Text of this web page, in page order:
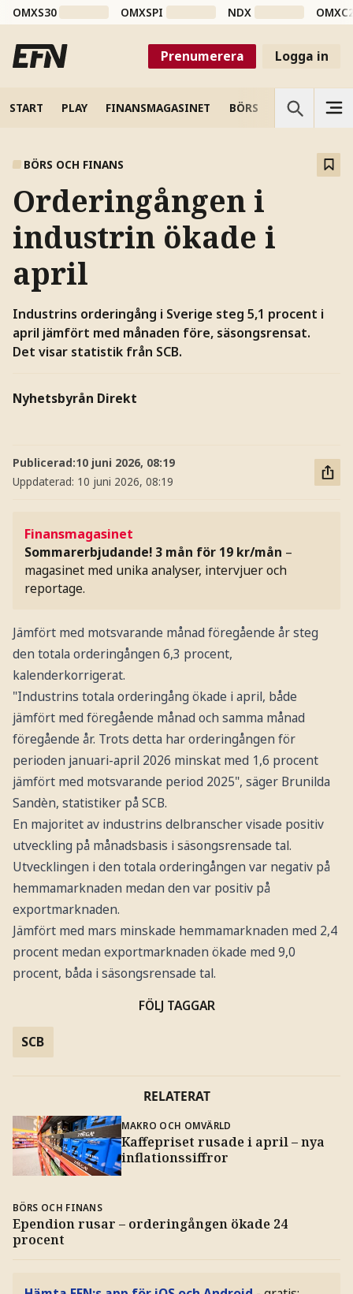
OMXS30 OMXSPI NDX
Prenumerera Logga in
START PLAY FINANSMAGASINET BÖRS VETENSKAP
BÖRS OCH FINANS
Orderingången i
industrin ökade i
april
Industrins orderingång i Sverige steg 5,1 procent i
april jämfört med månaden före, säsongsrensat.
Det visar statistik från SCB.
Nyhetsbyrån Direkt
Publicerad:10 juni 2026, 08:19
Uppdaterad: 10 juni 2026, 08:19
Finansmagasinet
Sommarerbjudande! 3 mån för 19 kr/mån –
magasinet med unika analyser, intervjuer och
reportage.
Jämfört med motsvarande månad föregående år steg
den totala orderingången 6,3 procent,
kalenderkorrigerat.
"Industrins totala orderingång ökade i april, både
jämfört med föregående månad och samma månad
föregående år. Trots detta har orderingången för
perioden januari-april 2026 minskat med 1,6 procent
jämfört med motsvarande period 2025", säger Brunilda
Sandèn, statistiker på SCB.
En majoritet av industrins delbranscher visade positiv
utveckling på månadsbasis i säsongsrensade tal.
Utvecklingen i den totala orderingången var negativ på
hemmamarknaden medan den var positiv på
exportmarknaden.
Jämfört med mars minskade hemmamarknaden med 2,4
procent medan exportmarknaden ökade med 9,0
procent, båda i säsongsrensade tal.
FÖLJ TAGGAR
SCB
RELATERAT
MAKRO OCH OMVÄRLD
Kaffepriset rusade i april – nya
inflationssiffror
BÖRS OCH FINANS
Ependion rusar – orderingången ökade 24
procent